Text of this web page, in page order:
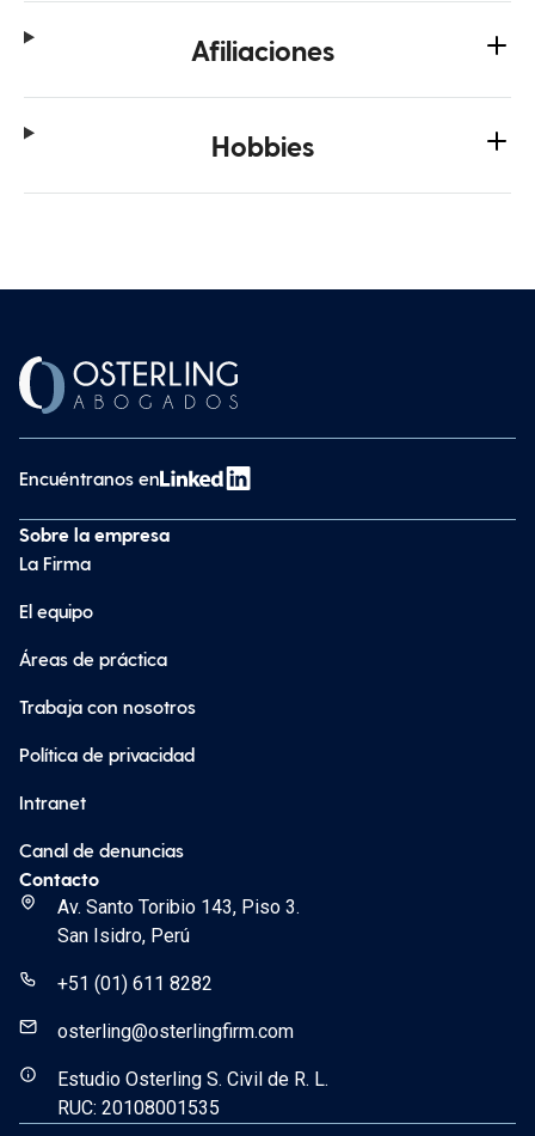
Afiliaciones
Hobbies
Encuéntranos en
Sobre la empresa
La Firma
El equipo
Áreas de práctica
Trabaja con nosotros
Política de privacidad
Intranet
Canal de denuncias
Contacto
Av. Santo Toribio 143, Piso 3.
San Isidro, Perú
+51 (01) 611 8282
osterling@osterlingfirm.com
Estudio Osterling S. Civil de R. L.
RUC: 20108001535